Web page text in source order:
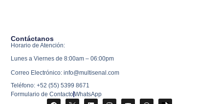
Contáctanos
Horario de Atención:
Lunes a Viernes de 8:00am – 06:00pm
Correo Electrónico: info@multisenal.com
Teléfono: +52 (55) 5399 8671
Formulario de ContactoWhatsApp